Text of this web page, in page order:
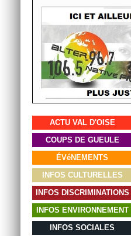
ACTU VAL D'OISE
COUPS DE GUEULE
ÉVéNEMENTS
INFOS CULTURELLES
INFOS DISCRIMINATIONS
INFOS ENVIRONNEMENT
INFOS SOCIALES